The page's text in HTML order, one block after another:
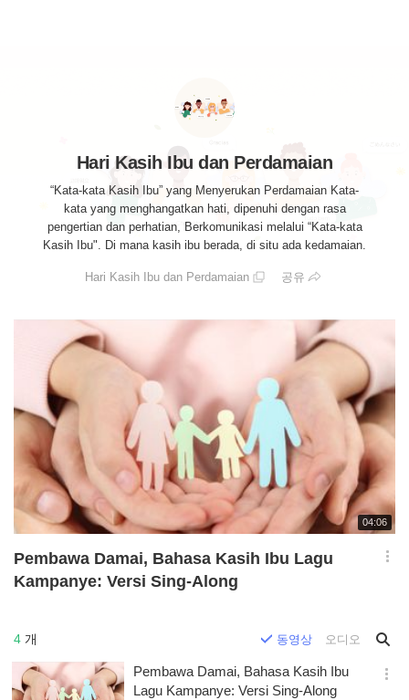
Hari Kasih Ibu dan Perdamaian
“Kata-kata Kasih Ibu” yang Menyerukan Perdamaian Kata-
kata yang menghangatkan hati, dipenuhi dengan rasa
pengertian dan perhatian, Berkomunikasi melalui “Kata-kata
Kasih Ibu". Di mana kasih ibu berada, di situ ada kedamaian.
Hari Kasih Ibu dan Perdamaian 공유
재
생
04:06
Pembawa Damai, Bahasa Kasih Ibu Lagu
Kampanye: Versi Sing-Along
옵
기
4 개 동영상 오디오
Pembawa Damai, Bahasa Kasih Ibu
Lagu Kampanye: Versi Sing-Along
옵